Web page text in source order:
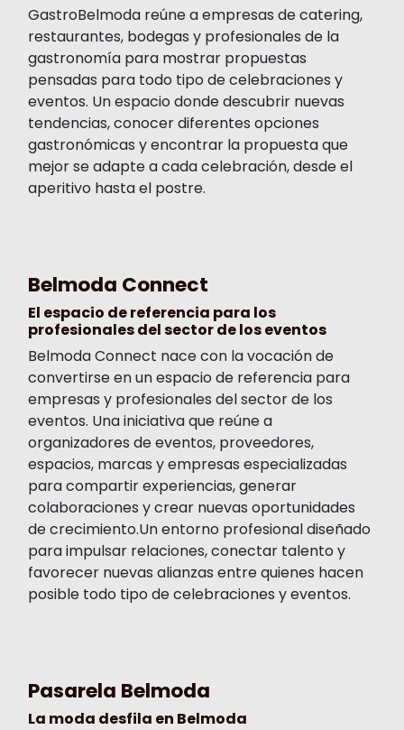
GastroBelmoda reúne a empresas de catering,
restaurantes, bodegas y profesionales de la
gastronomía para mostrar propuestas
pensadas para todo tipo de celebraciones y
eventos. Un espacio donde descubrir nuevas
tendencias, conocer diferentes opciones
gastronómicas y encontrar la propuesta que
mejor se adapte a cada celebración, desde el
aperitivo hasta el postre.
Belmoda Connect
El espacio de referencia para los
profesionales del sector de los eventos
Belmoda Connect nace con la vocación de
convertirse en un espacio de referencia para
empresas y profesionales del sector de los
eventos. Una iniciativa que reúne a
organizadores de eventos, proveedores,
espacios, marcas y empresas especializadas
para compartir experiencias, generar
colaboraciones y crear nuevas oportunidades
de crecimiento.Un entorno profesional diseñado
para impulsar relaciones, conectar talento y
favorecer nuevas alianzas entre quienes hacen
posible todo tipo de celebraciones y eventos.
Pasarela Belmoda
La moda desfila en Belmoda